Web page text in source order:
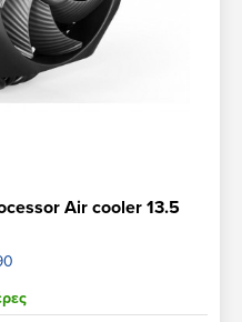
Air cooler 13.5